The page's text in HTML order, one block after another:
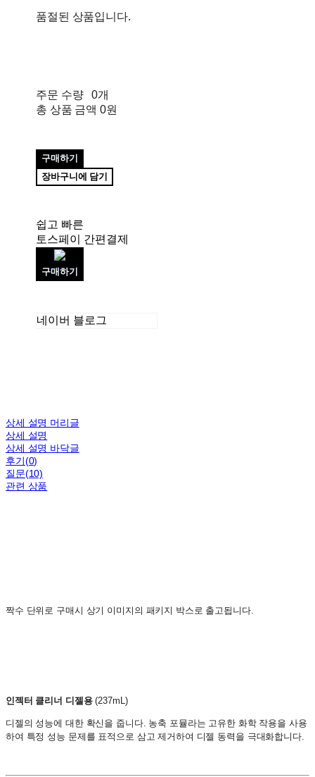
품절된 상품입니다.
주문 수량
0개
총 상품 금액 0원
구매하기
장바구니에 담기
쉽고 빠른
토스페이 간편결제
구매하기
네이버 블로그
상세 설명 머리글
상세 설명
상세 설명 바닥글
후기(0)
질문(10)
관련 상품
짝수 단위로 구매시 상기 이미지의 패키지 박스로 출고됩니다.
인젝터 클리너 디젤용(237mL)
디젤의 성능에 대한 확신을 줍니다. 농축 포뮬라는 고유한 화학 작용을 사용
하여 특정 성능 문제를 표적으로 삼고 제거하여 디젤 동력을 극대화합니다.